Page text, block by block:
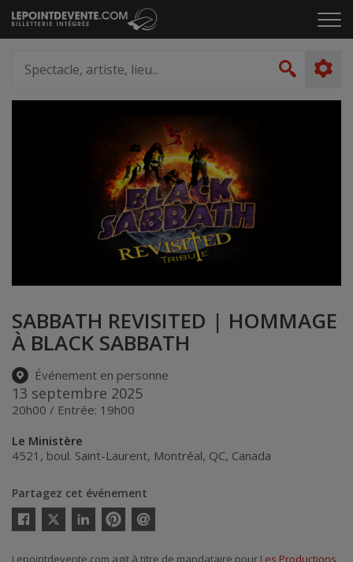
Passer
au
le
artiste,
lieu...
SABBATH REVISITED | HOMMAGE
À BLACK SABBATH
Événement en personne
13 septembre 2025
20h00 / Entrée: 19h00
Le Ministère
4521, boul. Saint-Laurent, Montréal, QC, Canada
Partagez cet événement
Twitter
courriel
Lepointdevente.com agit à titre de mandataire pour Les Productions